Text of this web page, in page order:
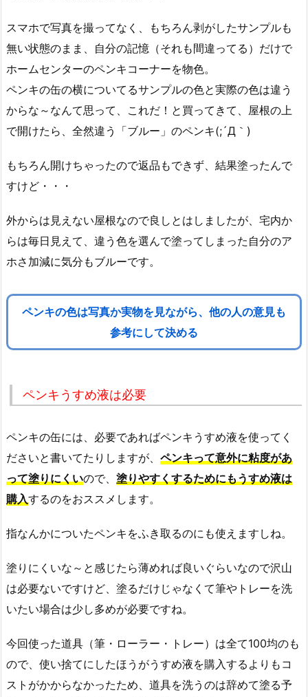
スマホで写真を撮ってなく、もちろん剥がしたサンプルも
無い状態のまま、自分の記憶（それも間違ってる）だけで
ホームセンターのペンキコーナーを物色。
ペンキの缶の横についてるサンプルの色と実際の色は違う
からな～なんて思って、これだ！と買ってきて、屋根の上
で開けたら、全然違う「ブルー」のペンキ(;´Д｀)
もちろん開けちゃったので返品もできず、結果塗ったんで
すけど・・・
外からは見えない屋根なので良しとはしましたが、宅内か
らは毎日見えて、違う色を選んで塗ってしまった自分のア
ホさ加減に気分もブルーです。
ペンキの色は写真か実物を見ながら、他の人の意見も
参考にして決める
ペンキうすめ液は必要
ペンキの缶には、必要であればペンキうすめ液を使ってく
ださいと書いてたりしますが、 ペンキって意外に粘度があ
って塗りにくいので、 塗りやすくするためにもうすめ液は
購入するのをおススメします。
指なんかについたペンキをふき取るのにも使えますしね。
塗りにくいな～と感じたら薄めれば良いぐらいなので沢山
は必要ないですけど、塗るだけじゃなくて筆やトレーを洗
いたい場合は少し多めが必要ですね。
今回使った道具（筆・ローラー・トレー）は全て100均のも
ので、使い捨てにしたほうがうすめ液を購入するよりもコ
ストがかからなかったため、道具を洗うのは辞めて塗る予